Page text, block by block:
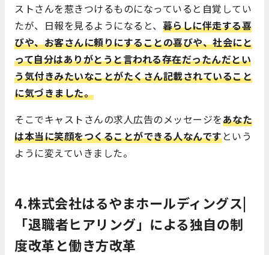
ストさんを惹きつけるものになっていると自覚してい
たが、日報を見るようになると、 暮らしに伴走する喜
びや、お客さんに頼りにすることの喜びや、社会にと
って自分はありがとうと言われる存在だったんだとい
う気付きみたいなことがたくさん記載されていること
に気づきました。
そこでキャストさんの求人広告のメッセージをあなた
は本当に笑顔をつくることができる人なんですという
ように変えていきました。
4.株式会社はるやまホールディングス|
「退職者ヒアリング」による独自の制
度改革と働き方改革